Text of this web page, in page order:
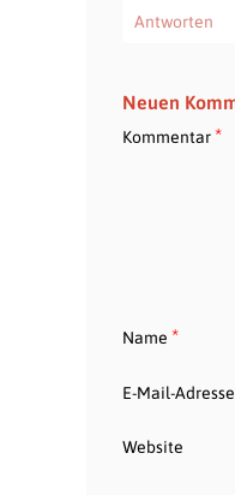
Antworten
Neuen
Kommentar*
Name *
E-Mail-Adresse
Website